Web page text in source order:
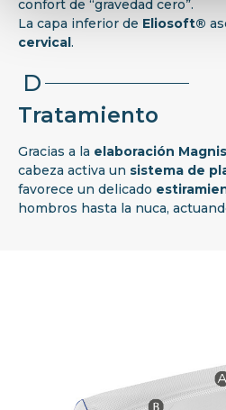
confort de “gravedad cero”.
La capa inferior de Eliosoft®
cervical.
D
Tratamiento
Gracias a la elaboración
cabeza activa un sistema de
favorece un delicado
hombros hasta la nuca,